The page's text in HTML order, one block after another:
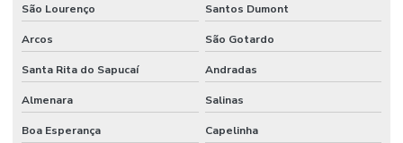
Mangueira 100r7 Preta
Mangueira De Alta Pressão Em Minas Gerais
São Lourenço Santos Dumont
Arcos São Gotardo
Santa Rita do Sapucaí Andradas
Almenara Salinas
Boa Esperança Capelinha